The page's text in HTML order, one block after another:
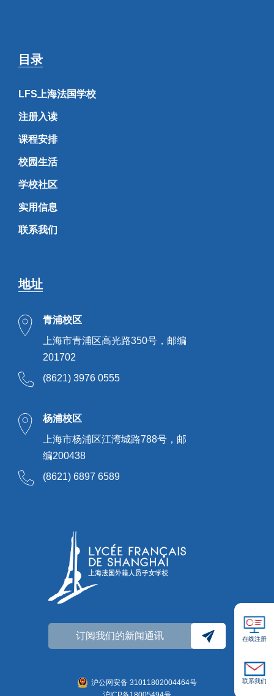
在线注册
联系我们
目录
LFS上海法国学校
注册入读
课程安排
校园生活
学校社区
实用信息
联系我们
地址
青浦校区
上海市青浦区高光路350号，邮编
201702
(8621) 3976 0555
杨浦校区
上海市杨浦区江湾城路788号，邮
编200438
(8621) 6897 6589
订阅我们的新闻通讯
沪公网安备 31011802004464号